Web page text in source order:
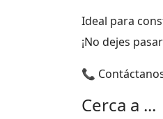
Ideal para
¡No dejes
📞
Cerca a ...